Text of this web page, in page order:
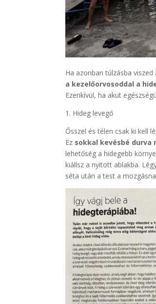
Ha azonban túlzásba
a kezelőorvosoddal a
Ezenkívül, ha akut
1. Hideg levegő
Ősszel és télen csak ki kell
Ez sokkal kevésbé durva
lehetőség a hidegebb
kiállsz a nyitott ablakba.
séta után a test a